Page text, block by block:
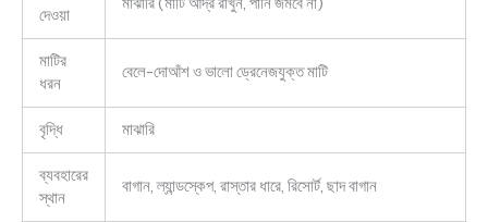
দেওয়া
মাটির
ধরন
বেলে-দোআঁশ ও ভালো ড্রেনেজযুক্ত মাটি
বৃদ্ধি মাঝারি
ব্যবহারের
স্থান
বাগান, ল্যান্ডস্কেপ, রাস্তার ধারে, রিসোর্ট, ছাদ বাগান